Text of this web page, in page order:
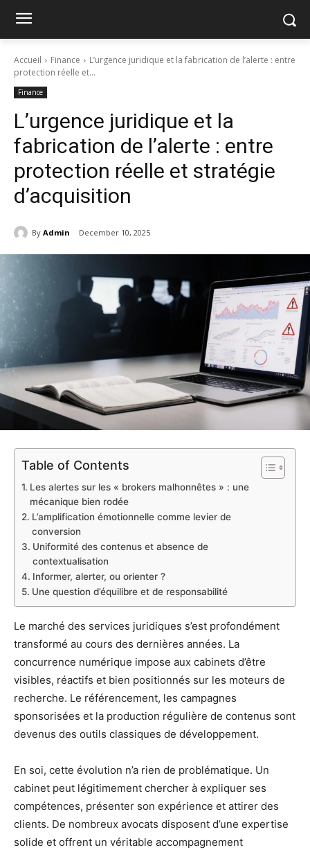
Accueil Finance
L’urgence juridique et la fabrication de l’alerte : entre
protection réelle et...
Finance
L’urgence juridique et la
fabrication de l’alerte : entre
protection réelle et stratégie
d’acquisition
By Admin December 10, 2025
Table of Contents
Les alertes sur les « brokers malhonnêtes » : une
mécanique bien rodée
L’amplification émotionnelle comme levier de
conversion
Uniformité des contenus et absence de
contextualisation
Informer, alerter, ou orienter ?
Une question d’équilibre et de responsabilité
Le marché des services juridiques s’est profondément
transformé au cours des dernières années. La
concurrence numérique impose aux cabinets d’être
visibles, réactifs et bien positionnés sur les moteurs de
recherche. Le référencement, les campagnes
sponsorisées et la production régulière de contenus sont
devenus des outils classiques de développement.
En soi, cette évolution n’a rien de problématique. Un
cabinet peut légitimement chercher à expliquer ses
compétences, présenter son expérience et attirer des
clients. De nombreux avocats disposent d’une expertise
solide et offrent un véritable accompagnement